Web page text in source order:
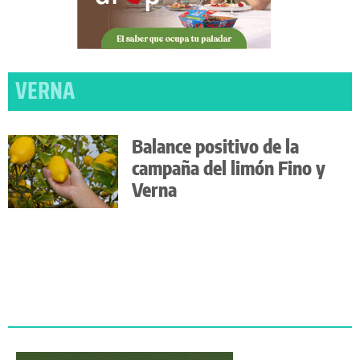
VERNA
Balance positivo de la
campaña del limón Fino y
Verna